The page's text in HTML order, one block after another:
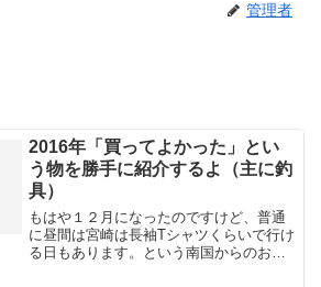
管理者
2016年「買ってよかった」とい
う物を勝手に紹介するよ（主に釣
具）
もはや１２月になったのですけど、普通
に昼間は宮崎は長袖Tシャツくらいで行け
る日もあります。という南国からのお知